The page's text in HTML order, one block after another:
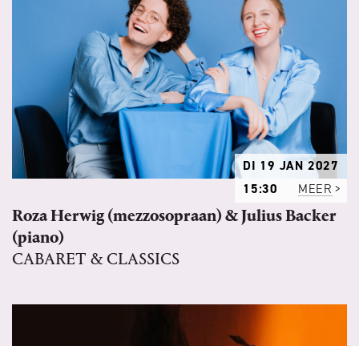
DI 19 JAN 2027
15:30
MEER
Roza Herwig (mezzosopraan) & Julius Backer
(piano)
CABARET & CLASSICS